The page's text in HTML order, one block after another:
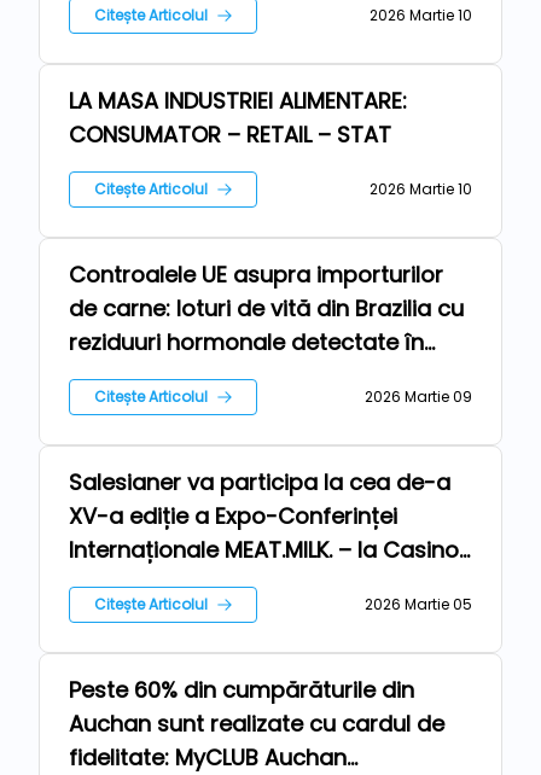
Citește Articolul 2026 Martie 10
Repere
LA MASA INDUSTRIEI ALIMENTARE:
CONSUMATOR – RETAIL – STAT
Citește Articolul 2026 Martie 10
Repere
Controalele UE asupra importurilor
de carne: loturi de vită din Brazilia cu
reziduuri hormonale detectate în
sistemul european de monitorizare
Citește Articolul 2026 Martie 09
Repere
Salesianer va participa la cea de-a
XV-a ediție a Expo-Conferinței
Internaționale MEAT.MILK. – la Casino
Sinaia!
Citește Articolul 2026 Martie 05
Repere
Peste 60% din cumpărăturile din
Auchan sunt realizate cu cardul de
fidelitate: MyCLUB Auchan